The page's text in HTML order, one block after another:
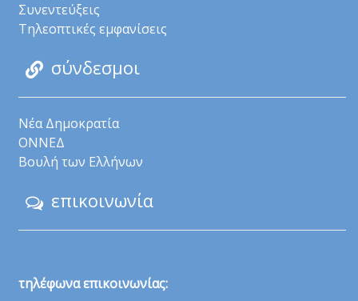
Συνεντεύξεις
Τηλεοπτικές εμφανίσεις
σύνδεσμοι
Νέα Δημοκρατία
ΟΝΝΕΔ
Βουλή των Ελλήνων
επικοινωνία
τηλέφωνα επικοινωνίας: